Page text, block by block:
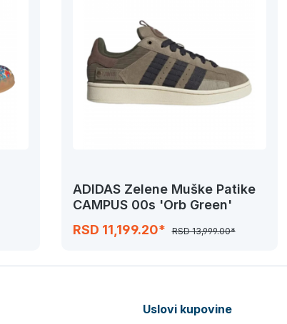
ADIDAS Zelene Muške Patike
CAMPUS 00s 'Orb Green'
RSD 11,199.20*
RSD 13,999.00*
Uslovi kupovine